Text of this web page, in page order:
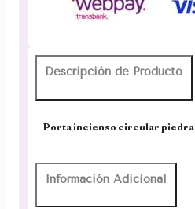
Descripción de Producto
Porta incienso circular piedra
Información Adicional